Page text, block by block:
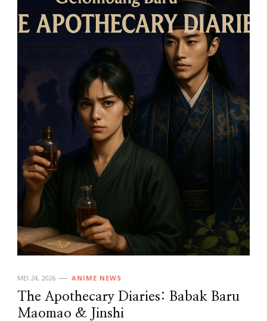
MEI 24, 2026 ANIME NEWS
The Apothecary Diaries: Babak Baru
Maomao & Jinshi